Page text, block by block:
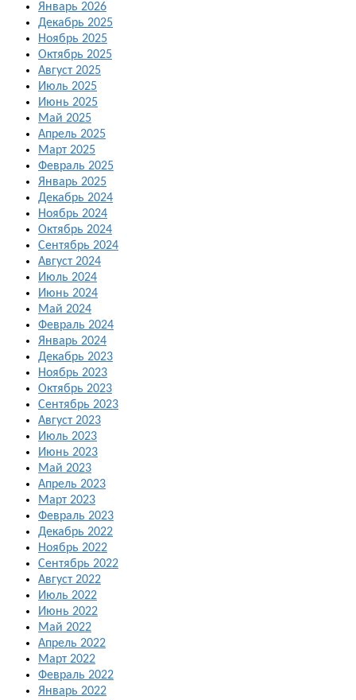
Январь 2026
Декабрь 2025
Ноябрь 2025
Октябрь 2025
Август 2025
Июль 2025
Июнь 2025
Май 2025
Апрель 2025
Март 2025
Февраль 2025
Январь 2025
Декабрь 2024
Ноябрь 2024
Октябрь 2024
Сентябрь 2024
Август 2024
Июль 2024
Июнь 2024
Май 2024
Февраль 2024
Январь 2024
Декабрь 2023
Ноябрь 2023
Октябрь 2023
Сентябрь 2023
Август 2023
Июль 2023
Июнь 2023
Май 2023
Апрель 2023
Март 2023
Февраль 2023
Декабрь 2022
Ноябрь 2022
Сентябрь 2022
Август 2022
Июль 2022
Июнь 2022
Май 2022
Апрель 2022
Март 2022
Февраль 2022
Январь 2022